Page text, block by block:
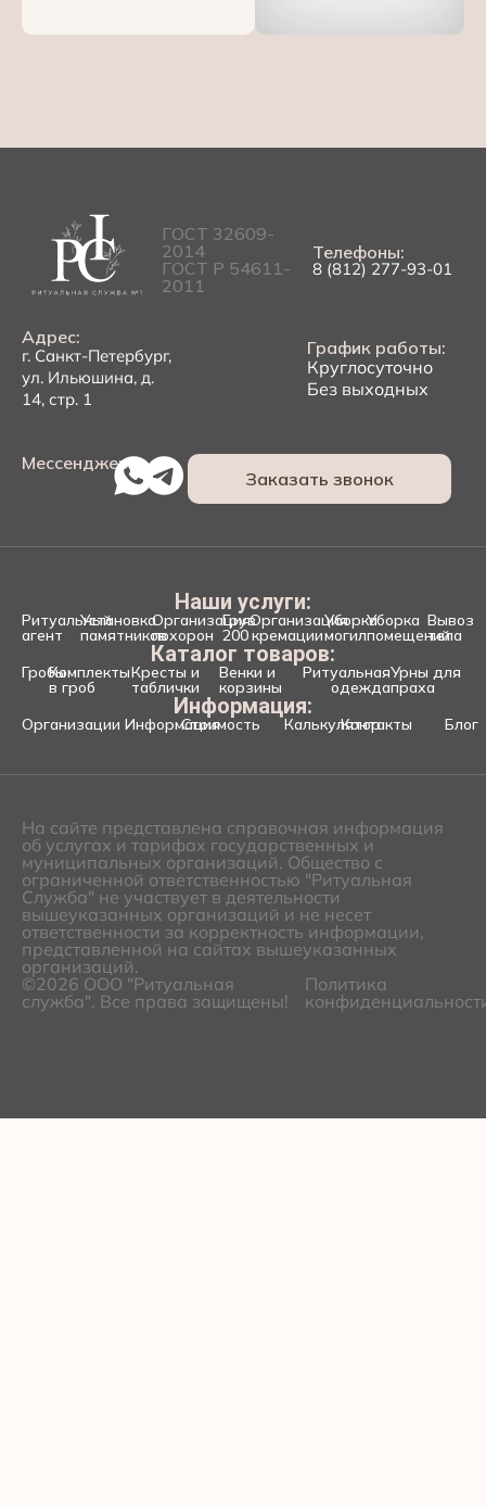
ГОСТ 32609-
2014
ГОСТ Р 54611-
2011
Телефоны:
8 (812) 277-93-01
Адрес:
г. Санкт-Петербург,
ул. Ильюшина, д.
14, стр. 1
График работы:
Круглосуточно
Без выходных
Мессенджеры:
Заказать звонок
Наши услуги:
Ритуальный
агент
Установка
памятников
Организация
похорон
Груз
200
Организация
кремации
Уборка
могил
Уборка
помещений
Вывоз
тела
Каталог товаров:
ГробыКомплекты
в гроб
Кресты и
таблички
Венки и
корзины
Ритуальная
одежда
Урны для
праха
Информация:
Организации ИнформацияСтоимость Калькулятор
Контакты Блог
На сайте представлена справочная информация
об услугах и тарифах государственных и
муниципальных организаций. Общество с
ограниченной ответственностью "Ритуальная
Служба" не участвует в деятельности
вышеуказанных организаций и не несет
ответственности за корректность информации,
представленной на сайтах вышеуказанных
организаций.
©2026 ООО "Ритуальная
служба". Все права защищены!
Политика